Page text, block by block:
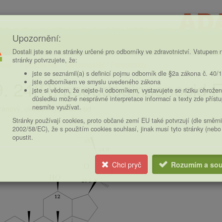
Fytochemie Ginsenosidy / Panaxosidy
24(R) pseudoginsenosid
okotilolový panaxosid
Upozornění:
Dostali jste se na stránky určené pro odborníky ve zdravotnictví. Vstupem
stránky potvrzujete, že:
jste se seznámil(a) s definicí pojmu odborník dle §2a zákona č. 40/
jste odborníkem ve smyslu uvedeného zákona
jste si vědom, že nejste-li odborníkem, vystavujete se riziku
důsledku možné nesprávné interpretace informací a texty zde
nesmíte využívat.
Stránky používají cookies, proto občané zemí EU také potvrzují (dle
2002/58/EC), že s použitím cookies souhlasí, jinak musí tyto stránky
opustit.
Chci pryč Rozumím a